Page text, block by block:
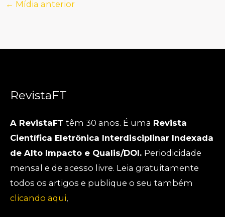
← Mídia anterior
RevistaFT
A RevistaFT têm 30 anos. É uma Revista
Científica Eletrônica Interdisciplinar Indexada
de Alto Impacto e Qualis/DOI. Periodicidade
mensal e de acesso livre. Leia gratuitamente
todos os artigos e publique o seu também
clicando aqui,